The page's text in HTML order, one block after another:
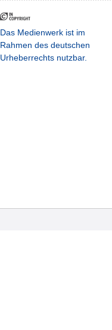
Das Medienwerk ist im
Rahmen des deutschen
Urheberrechts nutzbar.